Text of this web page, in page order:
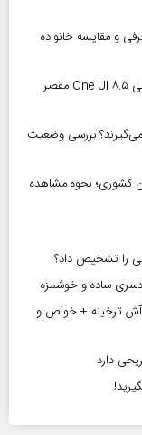
و مقایسه خانواده
بحران باتری در گوشی‌های سامسونگ؛ آیا به‌روزرسانی One UI ۸.۵ مقصر
بررسی وضعیت
بازنشستگان کشوری؛ نحوه مشاهده
را تشخیص داد؟
دسری ساده و خوشمزه
آش ترخینه + خواص و
دارد